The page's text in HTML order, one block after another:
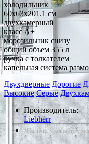
холодильник
60x63x201.1 см
двухкамерный
класс A+
морозильник снизу
общий объем 355 л
ручка с толкателем
капельная система
Двухдверные Дорогие
Высокие Серые
Производитель:
Liebherr
*Наличие уточняйте у